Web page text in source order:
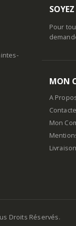
Pour
MON
A
Mon
Droits Réservés.